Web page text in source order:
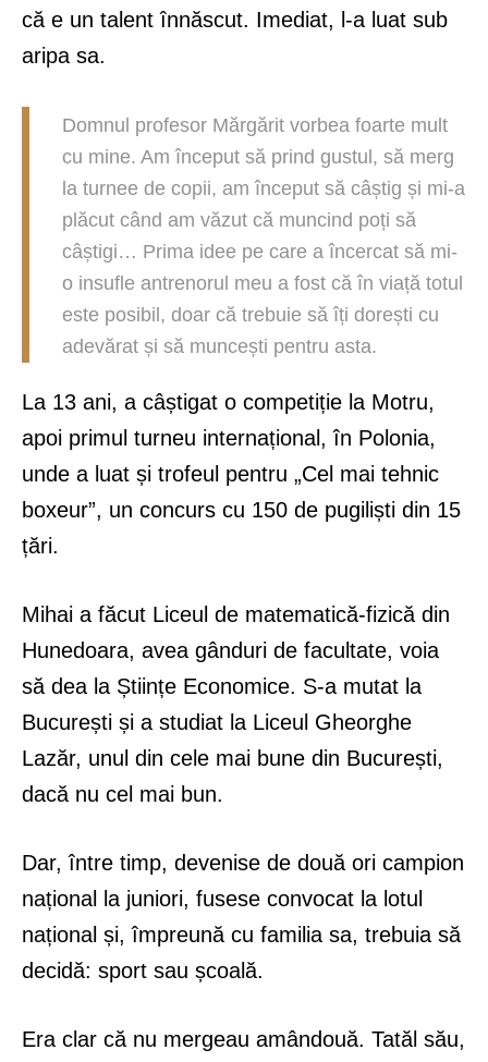
că e un talent înnăscut. Imediat, l-a luat sub
aripa sa.
Domnul profesor Mărgărit vorbea foarte mult
cu mine. Am început să prind gustul, să merg
la turnee de copii, am început să câștig și mi-a
plăcut când am văzut că muncind poți să
câștigi… Prima idee pe care a încercat să mi-
o insufle antrenorul meu a fost că în viață totul
este posibil, doar că trebuie să îți dorești cu
adevărat și să muncești pentru asta.
La 13 ani, a câștigat o competiție la Motru,
apoi primul turneu internațional, în Polonia,
unde a luat și trofeul pentru „Cel mai tehnic
boxeur”, un concurs cu 150 de pugiliști din 15
țări.
Mihai a făcut Liceul de matematică-fizică din
Hunedoara, avea gânduri de facultate, voia
să dea la Științe Economice. S-a mutat la
București și a studiat la Liceul Gheorghe
Lazăr, unul din cele mai bune din București,
dacă nu cel mai bun.
Dar, între timp, devenise de două ori campion
național la juniori, fusese convocat la lotul
național și, împreună cu familia sa, trebuia să
decidă: sport sau școală.
Era clar că nu mergeau amândouă. Tatăl său,